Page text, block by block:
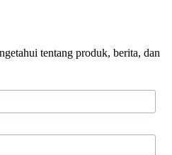
tentang produk, berita, dan